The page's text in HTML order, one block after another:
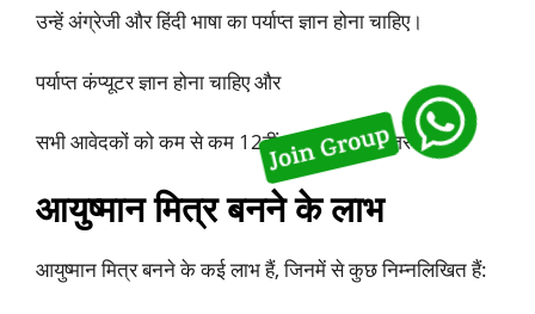
उन्हें अंग्रेजी और हिंदी भाषा का पर्याप्त ज्ञान होना चाहिए।
पर्याप्त कंप्यूटर ज्ञान होना चाहिए और
सभी आवेदकों को कम से कम 12वीं आदि पास होना जरूरी है।
आयुष्मान मित्र बनने के लाभ
आयुष्मान मित्र बनने के कई लाभ हैं, जिनमें से कुछ निम्नलिखित हैं: